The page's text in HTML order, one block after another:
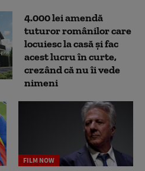
4.000 lei amendă
tuturor românilor care
locuiesc la casă și fac
acest lucru în curte,
crezând că nu îi vede
nimeni
FILM NOW